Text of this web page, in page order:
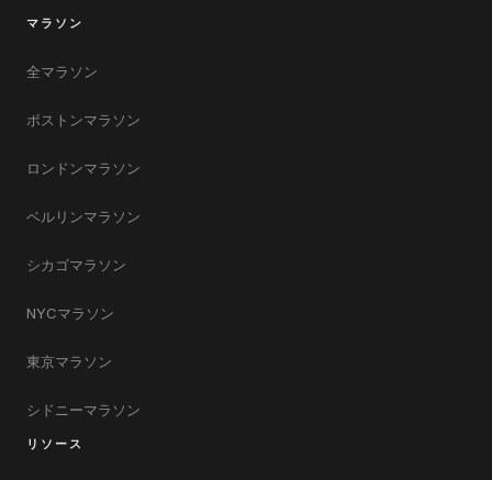
マラソン
全マラソン
ボストンマラソン
ロンドンマラソン
ベルリンマラソン
シカゴマラソン
NYCマラソン
東京マラソン
シドニーマラソン
リソース